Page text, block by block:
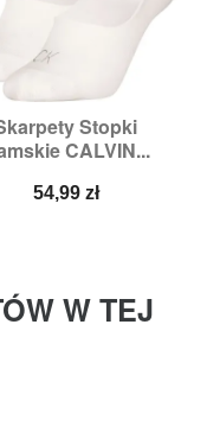
Stopki
CALVIN...
Cena
54,99 zł
W TEJ